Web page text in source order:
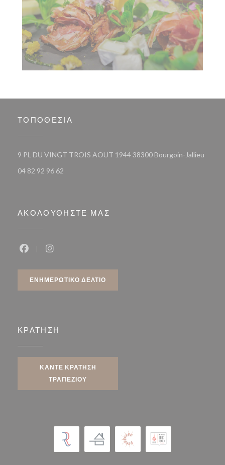
ΤΟΠΟΘΕΣΊΑ
9 PL DU VINGT TROIS AOUT 1944 38300 Bourgoin-Jallieu
04 82 92 96 62
ΑΚΟΛΟΥΘΉΣΤΕ ΜΑΣ
ΕΝΗΜΕΡΩΤΙΚΌ ΔΕΛΤΊΟ
ΚΡΆΤΗΣΗ
ΚΆΝΤΕ ΚΡΆΤΗΣΗ
ΤΡΑΠΕΖΙΟΎ